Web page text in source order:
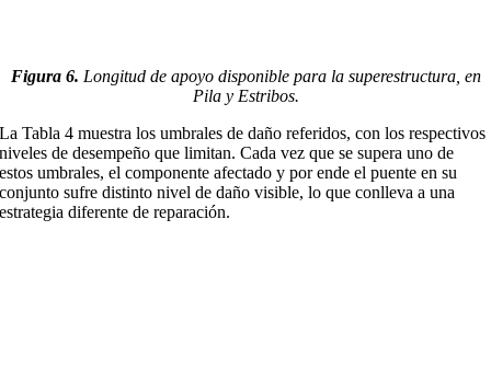
Figura 6. Longitud de apoyo disponible para la superestructura, en
Pila y Estribos.
La Tabla 4 muestra los umbrales de daño referidos, con los respectivos
niveles de desempeño que limitan. Cada vez que se supera uno de
estos umbrales, el componente afectado y por ende el puente en su
conjunto sufre distinto nivel de daño visible, lo que conlleva a una
estrategia diferente de reparación.